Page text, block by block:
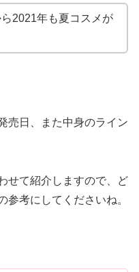
2021年も夏コスメが
売日、また中身のライン
せて紹介しますので、ど
参考にしてくださいね。